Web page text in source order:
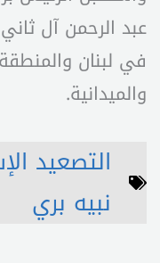
عبد الرحمن آل
في لبنان
والميدانية.
التصعيد
نبيه بري